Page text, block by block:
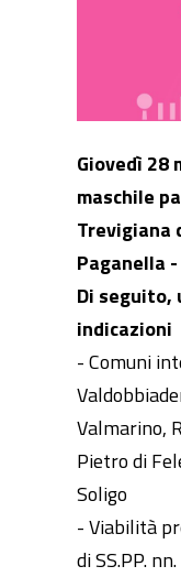
Giovedì 28
maschile
Trevigiana
Paganella
Di seguito,
indicazioni
- Comuni
Valmarino,
Pietro di
Soligo
- Viabilità
di SS.PP.